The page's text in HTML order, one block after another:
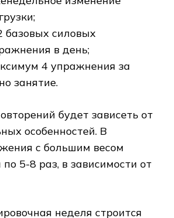
базовых силовых
в день;
4 упражнения за
занятие.
будет зависеть от
особенностей. В
с большим весом
5-8 раз, в зависимости от
неделя строится